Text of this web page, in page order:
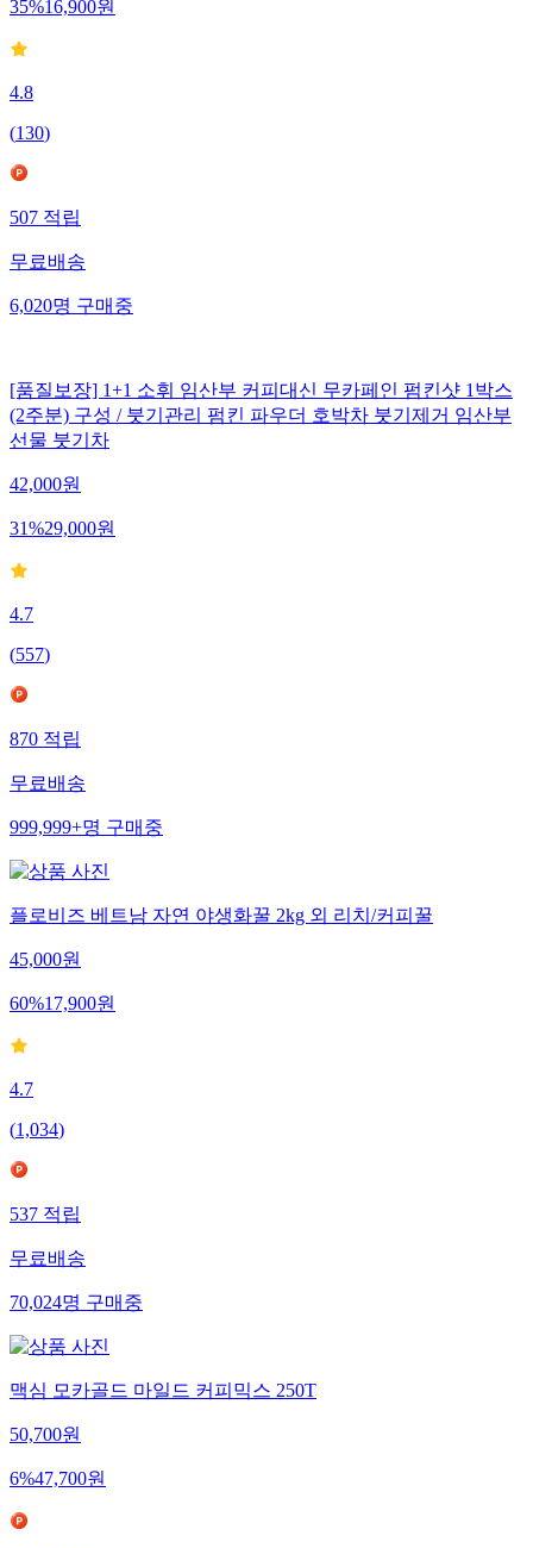
35%16,900원
4.8
(130)
507적립
무료배송
6,020명구매중
[품질보장] 1+1 소휘 임산부 커피대신 무카페인 펌킨샷 1박스
(2주분) 구성 / 붓기관리 펌킨 파우더 호박차 붓기제거 임산부
선물 붓기차
42,000원
31%29,000원
4.7
(557)
870적립
무료배송
999,999+명구매중
플로비즈 베트남 자연 야생화꿀 2kg 외 리치/커피꿀
45,000원
60%17,900원
4.7
(1,034)
537적립
무료배송
70,024명구매중
맥심 모카골드 마일드 커피믹스 250T
50,700원
6%47,700원